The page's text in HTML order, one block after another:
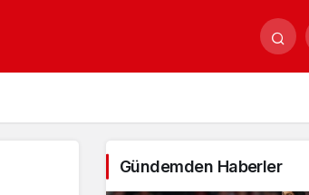
Gündemden Haberler